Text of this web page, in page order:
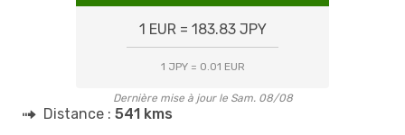
1 EUR = 183.83 JPY
1 JPY = 0.01 EUR
Dernière mise à jour le Sam. 08/08
Distance : 541 kms